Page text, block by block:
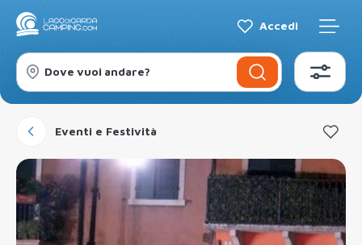
Accedi
Dove vuoi andare?
Eventi e Festività